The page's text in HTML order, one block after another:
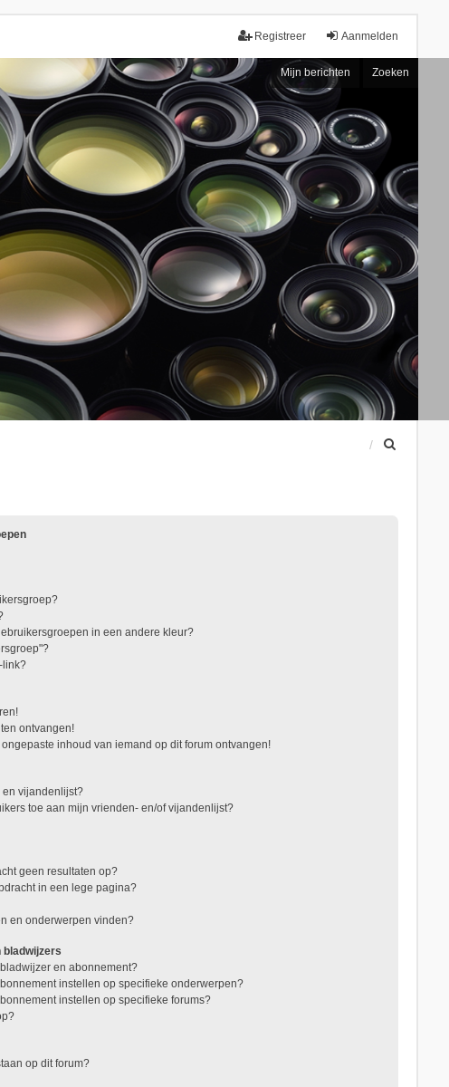
Aanmelden
Registreer
Mijn berichten Zoeken
in een andere kleur?
link?
ontvangen!
ongepaste inhoud van iemand op dit forum ontvangen!
en vijandenlijst?
toe aan mijn vrienden- en/of vijandenlijst?
geen resultaten op?
in een lege pagina?
en onderwerpen vinden?
bladwijzers
en abonnement?
instellen op specifieke onderwerpen?
instellen op specifieke forums?
op dit forum?